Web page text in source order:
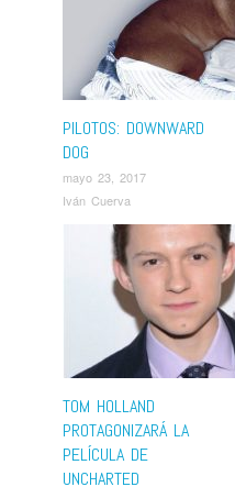
PILOTOS: DOWNWARD
DOG
mayo 23, 2017
Iván Cuerva
TOM HOLLAND
PROTAGONIZARÁ LA
PELÍCULA DE
UNCHARTED